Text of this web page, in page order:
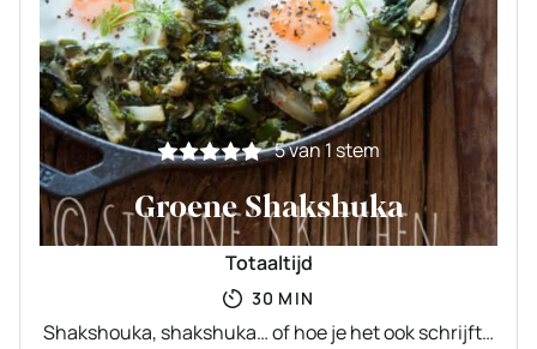
5van 1 stem
Groene Shakshuka
Totaaltijd
30 MINUTEN
MIN
Shakshouka, shakshuka… of hoe je het ook schrijft…